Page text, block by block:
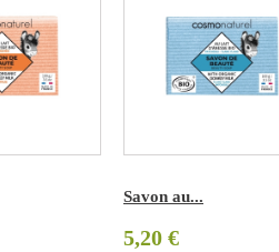
Savon au...
5,20 €